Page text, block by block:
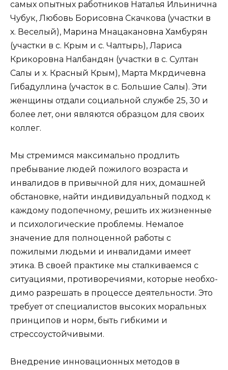
самых опытных работни­ков Наталья Ильинична
Чубук, Любовь Борисовна Скачкова (участки в
х. Ве­селый), Марина Мнацакановна Хамбурян
(участки в с. Крым и с. Чалтырь), Лариса
Крикоровна Налбандян (участ­ки в с. Султан
Салы и х. Красный Крым), Марта Мкрдичевна
Гибадуллина (участок в с. Большие Салы). Эти
женщины отдали социальной службе 25, 30 и
более лет, они являются образцом для своих
коллег.
Мы стремимся максимально про­длить
пребывание людей пожилого воз­раста и
инвалидов в привычной для них, домашней
обстановке, найти индивиду­альный подход к
каждому подопечно­му, решить их жизненные
и психологи­ческие проблемы. Немалое
значение для полноценной работы с
пожилыми людь­ми и инвалидами имеет
этика. В своей практике мы сталкиваемся с
ситуация­ми, противоречиями, которые необхо­
димо разрешать в процессе деятельнос­ти. Это
требует от специалистов высо­ких моральных
принципов и норм, быть гибкими и
стрессоустойчивыми.
Внедрение инновационных методов в